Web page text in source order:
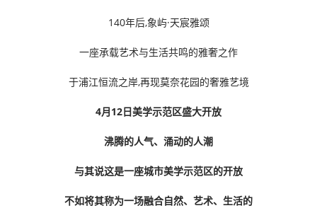
140年后,象屿·天宸雅颂
一座承载艺术与生活共鸣的雅奢之作
于浦江恒流之岸,再现莫奈花园的奢雅艺境
4月12日美学示范区盛大开放
沸腾的人气、涌动的人潮
与其说这是一座城市美学示范区的开放
不如将其称为一场融合自然、艺术、 生活的